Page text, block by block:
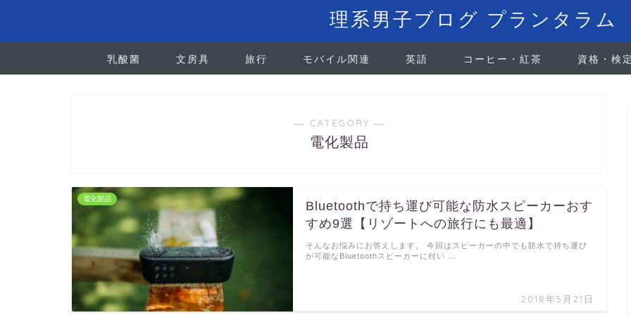
理系男子ブログ プランタラム
乳酸菌 文房具 旅行 モバイル関連 英語 コーヒー・紅茶 資格・検定
― CATEGORY ―
電化製品
電化製品
Bluetoothで持ち運び可能な防水スピーカーおす
すめ9選【リゾートへの旅行にも最適】
2018年5月21日
そんなお悩みにお答えします。 今回はスピーカーの中でも防水で持ち運び
が可能なBluetoothスピーカーに付い …